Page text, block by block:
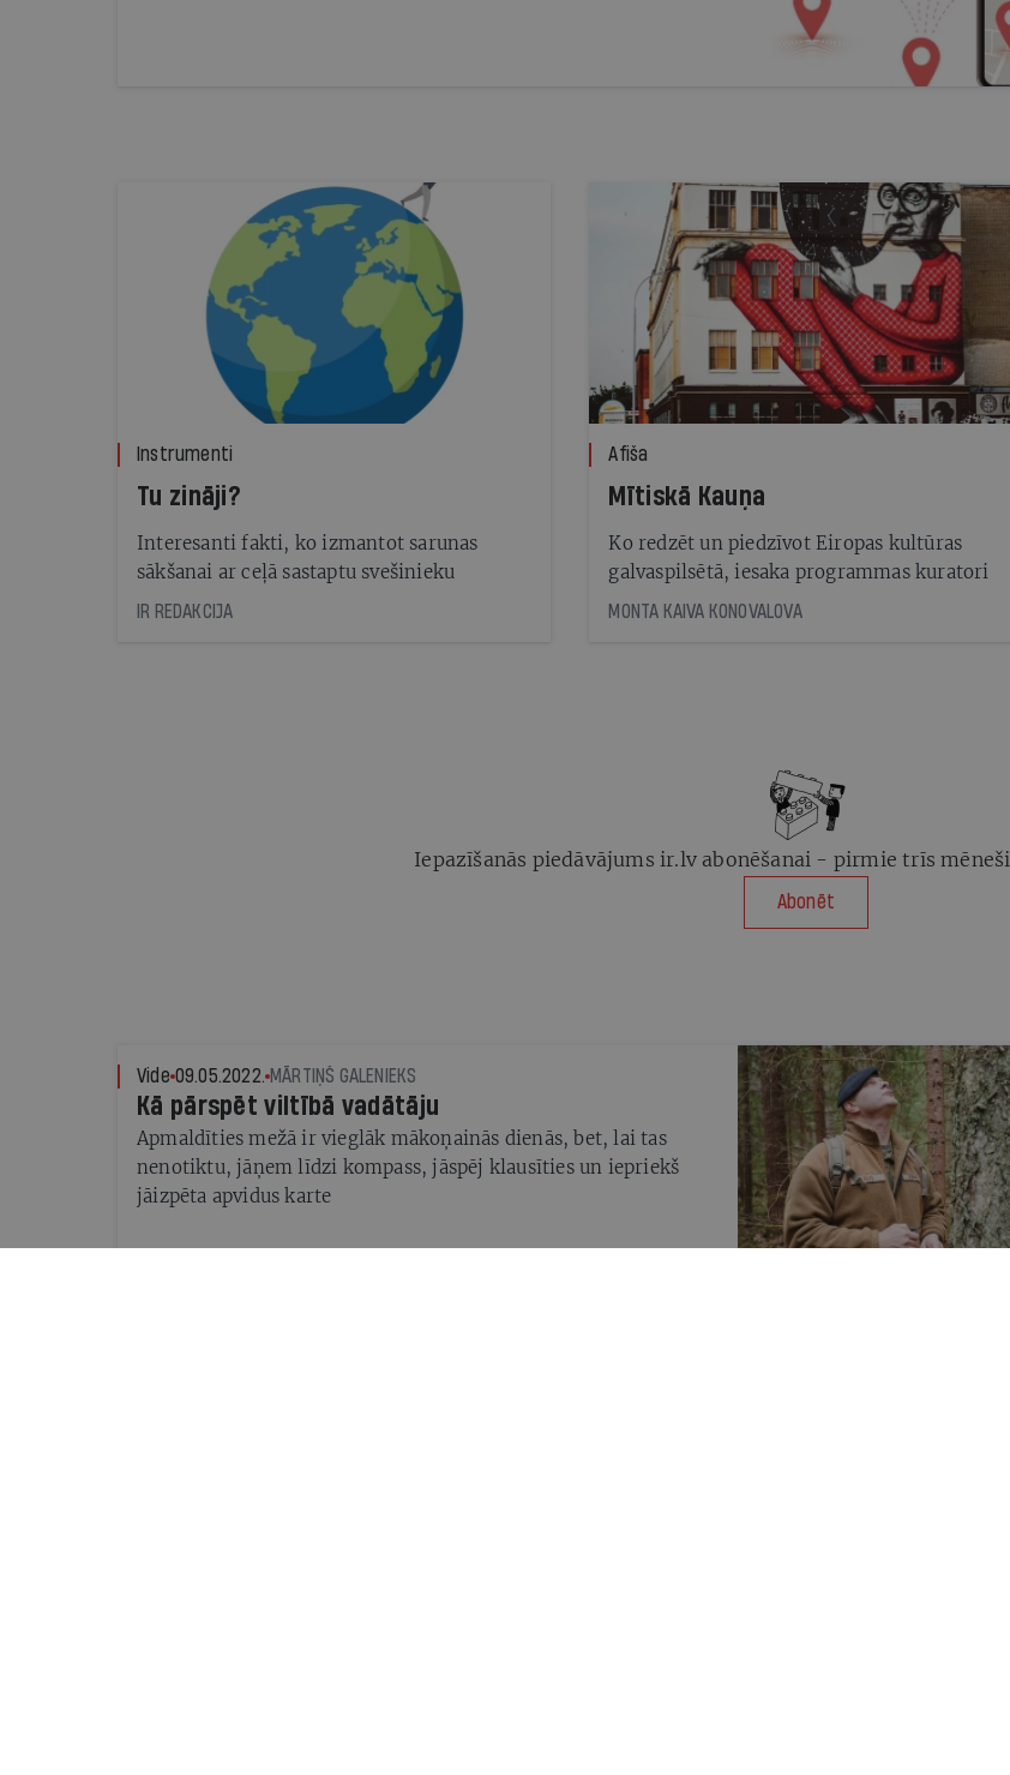
Instrumenti
Tu zināji?
Interesanti fakti, ko izmantot sarunas
sākšanai ar ceļā sastaptu svešinieku
IR REDAKCIJA
Afiša
Mītiskā Kauņa
Ko redzēt un piedzīvot Eiropas kultūras
galvaspilsētā, iesaka programmas kuratori
MONTA KAIVA KONOVALOVA
Iepazīšanās piedāvājums ir.lv abonēšanai - pirmie trīs mēneši
Abonēt
Vide 09.05.2022. MĀRTIŅŠ GALENIEKS
Kā pārspēt viltībā vadātāju
Apmaldīties mežā ir vieglāk mākoņainās dienās, bet, lai tas
nenotiktu, jāņem līdzi kompass, jāspēj klausīties un iepriekš
jāizpēta apvidus karte